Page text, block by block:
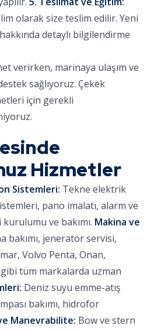
olarak size teslim edilir. Yeni
detaylı bilgilendirme
verirken, marinaya ulaşım ve
sağlıyoruz. Çekek
için gerekli
Hizmetler
Sistemleri: Tekne elektrik
pano imalatı, alarm ve
ve bakımı. Makina ve
bakımı, jeneratör servisi,
Volvo Penta, Onan,
tüm markalarda uzman
Deniz suyu emme-atış
bakımı, hidrofor
Manevrabilite: Bow ve stern